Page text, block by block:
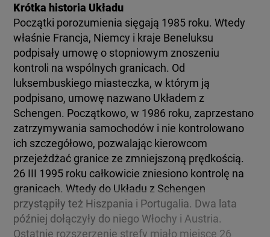
RZESZÓW
SZCZECIN
BIAŁYSTOK
PROGRAMY
RAPORTY
TVN24 УКРАЇНСЬКОЮ МОВОЮ
WIĘCEJ
KANAŁY
REGULAMIN SERWISU
Krótka historia Układu
Początki porozumienia sięgają 1985 roku. Wtedy
właśnie Francja, Niemcy i kraje Beneluksu
podpisały umowę o stopniowym znoszeniu
kontroli na wspólnych granicach. Od
luksembuskiego miasteczka, w którym ją
podpisano, umowę nazwano Układem z
Schengen. Początkowo, w 1986 roku, zaprzestano
zatrzymywania samochodów i nie kontrolowano
ich szczegółowo, pozwalając kierowcom
przejeżdżać granice ze zmniejszoną prędkością.
26 III 1995 roku całkowicie zniesiono kontrolę na
granicach. Wtedy do Układu z Schengen
przystąpiły też Hiszpania i Portugalia. Dwa lata
później dołączyły do niego Włochy i Austria.
Ostatnie rozszerzenie strefy miało miejsce 26